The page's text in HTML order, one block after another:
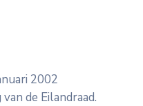
2002
de Eilandraad.